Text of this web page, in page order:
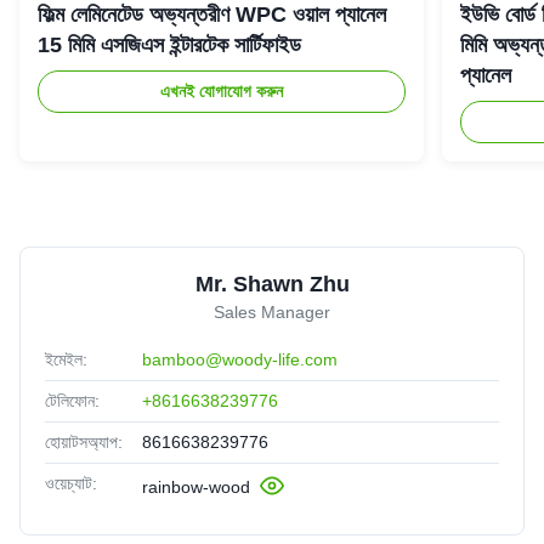
ফিল্ম লেমিনেটেড অভ্যন্তরীণ WPC ওয়াল প্যানেল
15 মিমি এসজিএস ইন্টারটেক সার্টিফাইড
এখনই যোগাযোগ করুন
ইউভি
মিমি
প্যানেল
Mr. Shawn Zhu
Sales Manager
ইমেইল: bamboo@woody-life.com
টেলিফোন: +8616638239776
হোয়াটসঅ্যাপ: 8616638239776
ওয়েচ্যাট: rainbow-wood